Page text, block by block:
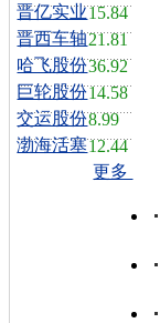
晋亿实业15.84
晋西车轴21.81
哈飞股份36.92
巨轮股份14.58
交运股份8.99
渤海活塞12.44
更多